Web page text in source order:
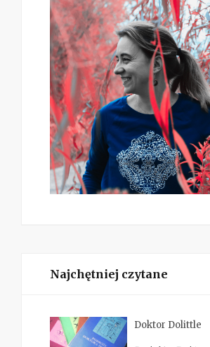
Najchętniej czytane
Doktor Dolittle